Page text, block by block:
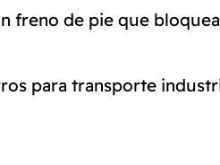
freno de pie que
para transporte